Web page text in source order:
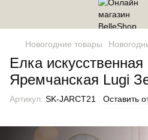
Новогодние товары
Елка
Яремчанская Lugi
Артикул: SK-JARCT21 Оставить